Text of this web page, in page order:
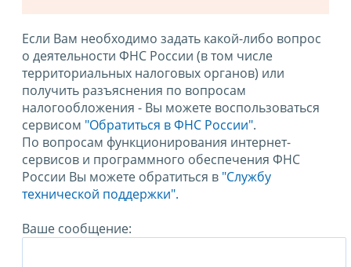
Если Вам необходимо задать какой-либо вопрос
о деятельности ФНС России (в том числе
территориальных налоговых органов) или
получить разъяснения по вопросам
налогообложения - Вы можете воспользоваться
сервисом "Обратиться в ФНС России".
По вопросам функционирования интернет-
сервисов и программного обеспечения ФНС
России Вы можете обратиться в "Службу
технической поддержки".
Ваше сообщение: